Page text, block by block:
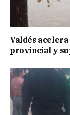
Valdés
provincial y